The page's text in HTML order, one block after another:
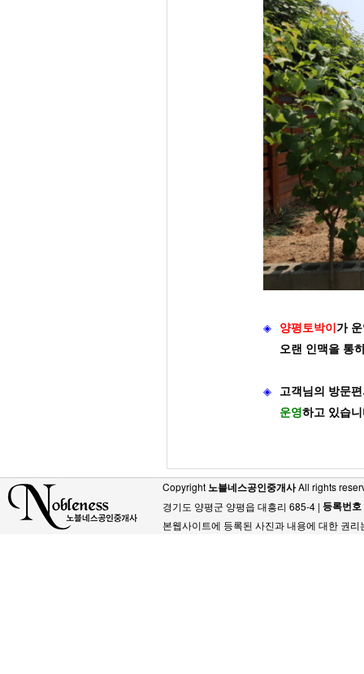
◈ 양평토박이 가
오랜 인맥을 통
◈
고객님의 방문
운영하고 있습
Copyright 노블네스공인중개사All rights
경기도 양평군 양평읍 대흥리 685-4 | 등록번호
본웹사이트에 등록된 사진과 내용에 대한 권